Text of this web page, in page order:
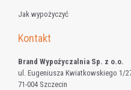
Jak wypożyczyć
Kontakt
Brand Wypożyczalnia Sp. z o.o.
ul. Eugeniusza Kwiatkowskiego 1/
71-004 Szczecin